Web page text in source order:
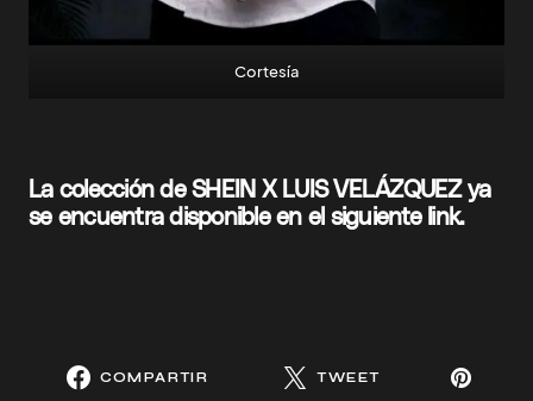
Cortesía
La colección de SHEIN X LUIS VELÁZQUEZ ya
se encuentra disponible en el siguiente link.
COMPARTIR TWEET